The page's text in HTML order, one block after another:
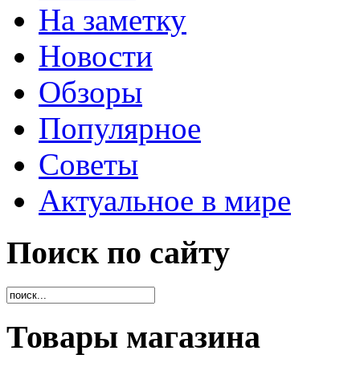
На заметку
Новости
Обзоры
Популярное
Советы
Актуальное в мире
Поиск по сайту
Товары магазина